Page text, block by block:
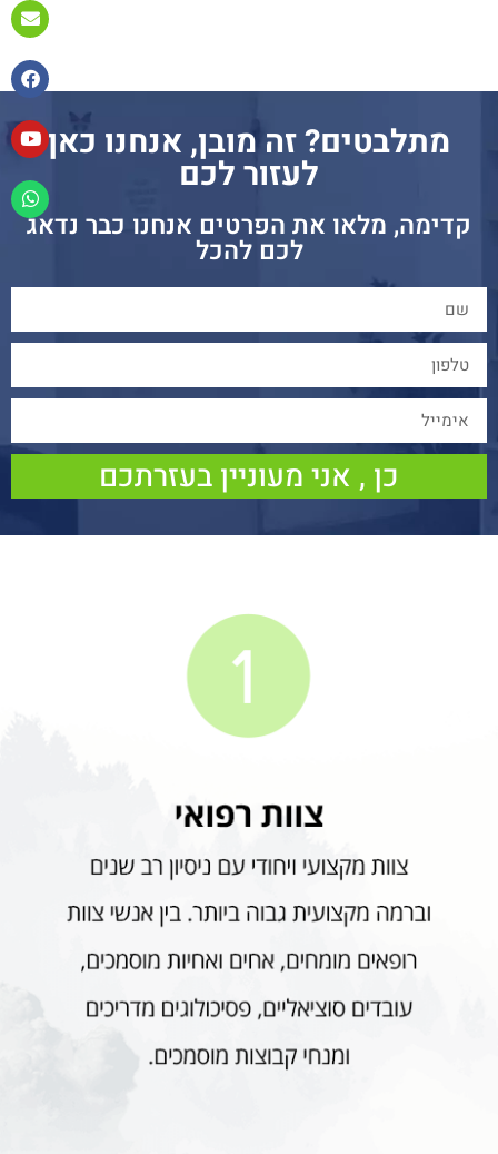
מתלבטים? זה מובן, אנחנו כאן
לעזור לכם
קדימה, מלאו את הפרטים אנחנו כבר נדאג
לכם להכל
כן , אני מעוניין בעזרתכם